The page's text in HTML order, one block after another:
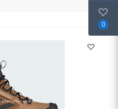
0